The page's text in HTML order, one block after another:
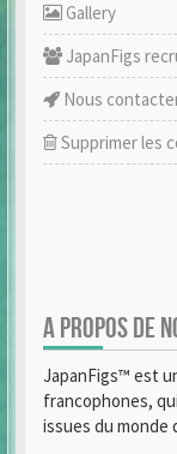
Gallery
JapanFigs
Nous
Supprimer les
A PROPOS DE
JapanFigs™ est
francophones,
issues du monde